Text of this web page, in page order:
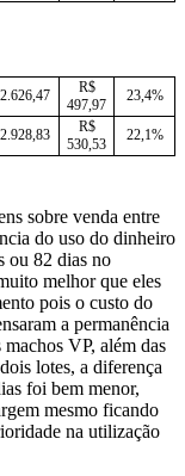
R$
497,97
23,4%
R$
530,53
22,1%
sobre venda entre
do uso do dinheiro
ou 82 dias no
melhor que eles
pois o custo do
a permanência
machos VP, além das
lotes, a diferença
foi bem menor,
mesmo ficando
na utilização